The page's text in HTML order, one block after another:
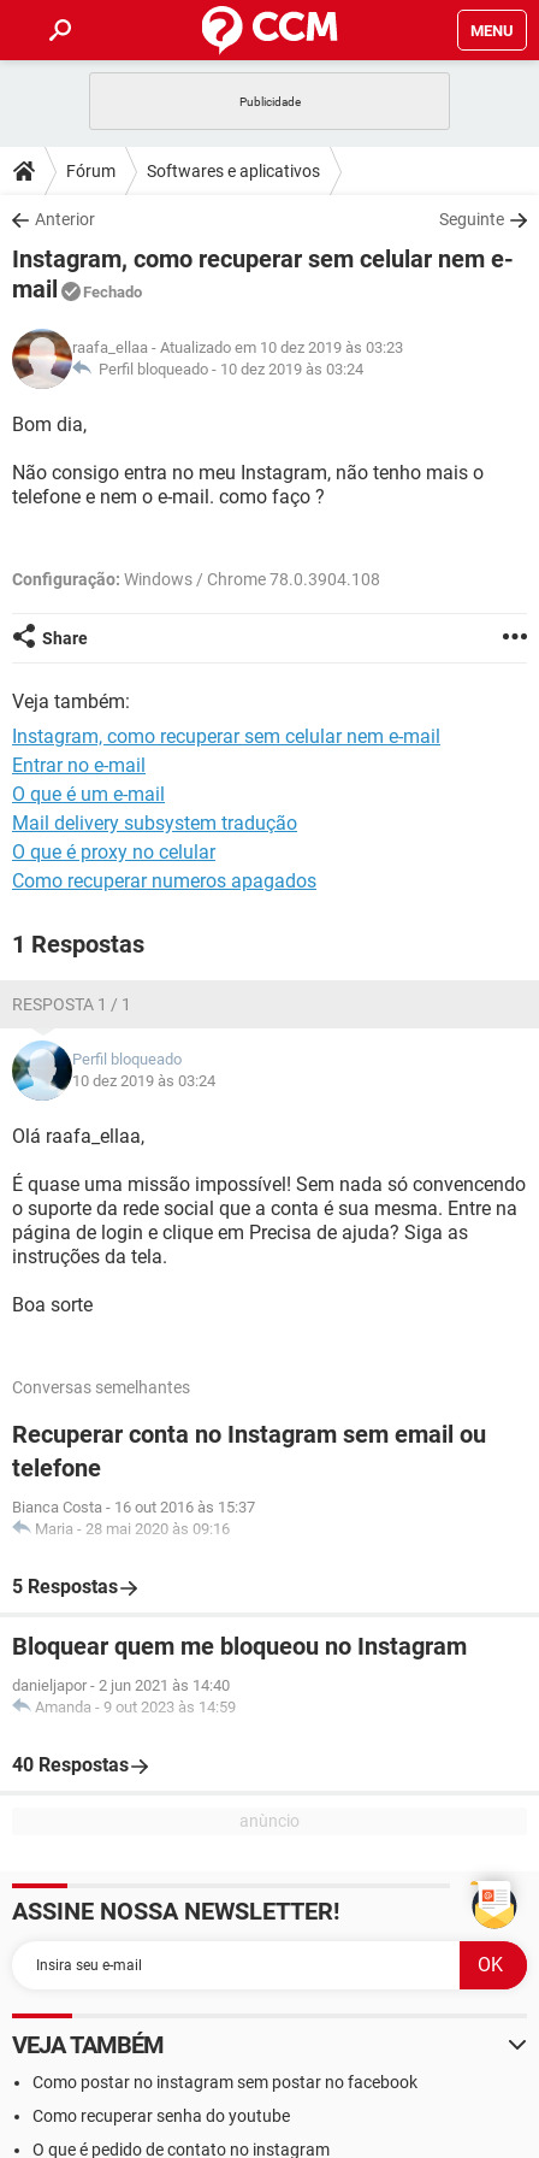
MENU
CELULAR FACEBOOK
OUTLOOK
INSTAGRAM GMAIL
GUIA DE COMPRAS
DICAS
JOGOS WHATSAPP
OUTLOOK
GUIA DE COMPRAS
DOWNLOADS
JOGOS WHATSAPP
CELULAR
OUTLOOK EXCEL
INSTAGRAM
GUIA DE COMPRAS
FÓRUM
CELULAR FACEBOOK
GUIA DE COMPRAS
GLOSSÁRIO
JOGOS
CELULAR
OUTLOOK EXCEL
INSTAGRAM GMAIL
Fórum Softwares e aplicativos
Anterior Seguinte
Instagram, como recuperar sem celular nem e-
mail
Fechado
raafa_ellaa - Atualizado em 10 dez 2019 às 03:23
Perfil bloqueado - 10 dez 2019 às 03:24
Bom dia,
Não consigo entra no meu Instagram, não tenho mais o
telefone e nem o e-mail. como faço ?
Configuração: Windows / Chrome 78.0.3904.108
Share
Veja também:
Instagram, como recuperar sem celular nem e-mail
Entrar no e-mail
O que é um e-mail
Mail delivery subsystem tradução
O que é proxy no celular
Como recuperar numeros apagados
1 Respostas
RESPOSTA 1 / 1
Perfil bloqueado
10 dez 2019 às 03:24
Olá raafa_ellaa,
É quase uma missão impossível! Sem nada só convencendo
o suporte da rede social que a conta é sua mesma. Entre na
página de login e clique em Precisa de ajuda? Siga as
instruções da tela.
Boa sorte
Conversas semelhantes
Recuperar conta no Instagram sem email ou
telefone
Bianca Costa - 16 out 2016 às 15:37
Maria - 28 mai 2020 às 09:16
5 Respostas
Bloquear quem me bloqueou no Instagram
danieljapor - 2 jun 2021 às 14:40
Amanda - 9 out 2023 às 14:59
40 Respostas
ASSINE NOSSA NEWSLETTER!
VEJA TAMBÉM
Como postar no instagram sem postar no facebook
Como recuperar senha do youtube
O que é pedido de contato no instagram